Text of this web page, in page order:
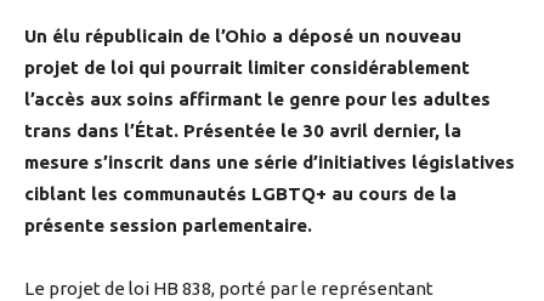
Un élu républicain de l’Ohio a déposé un nouveau
projet de loi qui pourrait limiter considérablement
l’accès aux soins affirmant le genre pour les adultes
trans dans l’État. Présentée le 30 avril dernier, la
mesure s’inscrit dans une série d’initiatives législatives
ciblant les communautés LGBTQ+ au cours de la
présente session parlementaire.
Le projet de loi HB 838, porté par le représentant